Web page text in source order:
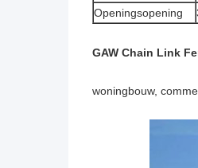
Openingsopening
GAW Chain Link
woningbouw,